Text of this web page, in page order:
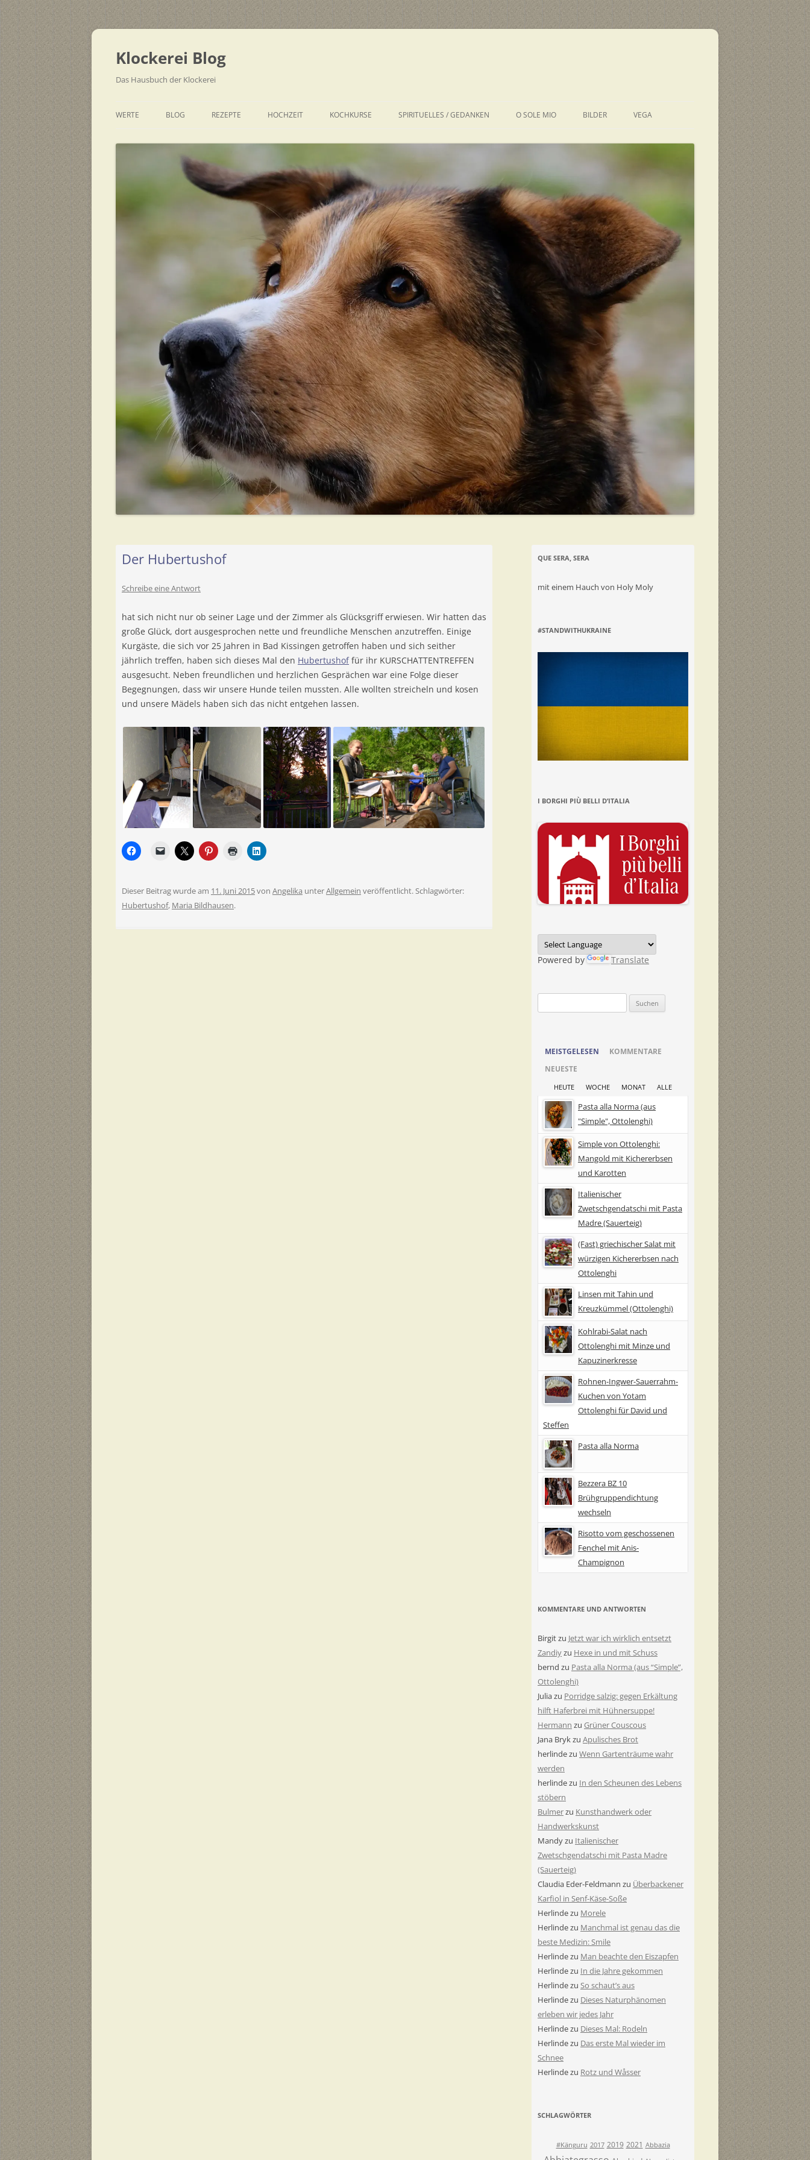
Zum
springen
Klockerei Blog
Das Hausbuch der Klockerei
WERTE BLOG REZEPTE
EINFACH
HOCHZEIT KOCHKURSE SPIRITUELLES / GEDANKEN O SOLE MIO BILDER VEGA
Der Hubertushof
Schreibe eine Antwort
hat sich nicht nur ob seiner Lage und der Zimmer als Glücksgriff erwiesen. Wir hatten das
große Glück, dort ausgesprochen nette und freundliche Menschen anzutreffen. Einige
Kurgäste, die sich vor 25 Jahren in Bad Kissingen getroffen haben und sich seither
jährlich treffen, haben sich dieses Mal den Hubertushoffür ihr KURSCHATTENTREFFEN
ausgesucht. Neben freundlichen und herzlichen Gesprächen war eine Folge dieser
Begegnungen, dass wir unsere Hunde teilen mussten. Alle wollten streicheln und kosen
und unsere Mädels haben sich das nicht entgehen lassen.
Dieser Beitrag wurde am 11. Juni 2015von Angelika unterAllgemein veröffentlicht. Schlagwörter:
Hubertushof, Maria Bildhausen.
QUE SERA, SERA
mit einem Hauch von Holy Moly
#STANDWITHUKRAINE
I BORGHI PIÙ BELLI D’ITALIA
Powered by Translate
nach:
MEISTGELESEN
KOMMENTARE
NEUESTE
HEUTE WOCHE MONAT ALLE
Pasta alla Norma (aus
"Simple", Ottolenghi)
Simple von Ottolenghi:
Mangold mit Kichererbsen
und Karotten
Italienischer
Zwetschgendatschi mit Pasta
Madre (Sauerteig)
(Fast) griechischer Salat mit
würzigen Kichererbsen nach
Ottolenghi
Linsen mit Tahin und
Kreuzkümmel (Ottolenghi)
Kohlrabi-Salat nach
Ottolenghi mit Minze und
Kapuzinerkresse
Rohnen-Ingwer-Sauerrahm-
Kuchen von Yotam
Ottolenghi für David und
Steffen
Pasta alla Norma
Bezzera BZ 10
Brühgruppendichtung
wechseln
Risotto vom geschossenen
Fenchel mit Anis-
Champignon
KOMMENTARE UND ANTWORTEN
Birgitzu Jetzt war ich wirklich entsetzt
Zandiyzu Hexe in und mit Schuss
bernd zu Pasta alla Norma (aus “Simple”,
Ottolenghi)
Juliazu Porridge salzig: gegen Erkältung
hilft Haferbrei mit Hühnersuppe!
Hermann zu Grüner Couscous
Jana Brykzu Apulisches Brot
herlindezu Wenn Gartenträume wahr
werden
herlindezu In den Scheunen des Lebens
stöbern
Bulmerzu Kunsthandwerk oder
Handwerkskunst
Mandyzu Italienischer
Zwetschgendatschi mit Pasta Madre
(Sauerteig)
Claudia Eder-Feldmann zu Überbackener
Karfiol in Senf-Käse-Soße
Herlindezu Morele
Herlindezu Manchmal ist genau das die
beste Medizin: Smile
Herlindezu Man beachte den Eiszapfen
Herlindezu In die Jahre gekommen
Herlindezu So schaut’s aus
Herlindezu Dieses Naturphänomen
erleben wir jedes Jahr
Herlindezu Dieses Mal: Rodeln
Herlindezu Das erste Mal wieder im
Schnee
Herlindezu Rotz und Wåsser
SCHLAGWÖRTER
#Känguru 2017 2019 2021 Abbazia